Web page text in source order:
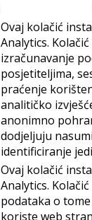
Ovaj kolačić
Analytics.
izračunavanje
posjetiteljima,
praćenje
analitičko
anonimno
dodjeljuju
identificiranje
Ovaj kolačić
Analytics.
podataka o
koriste web